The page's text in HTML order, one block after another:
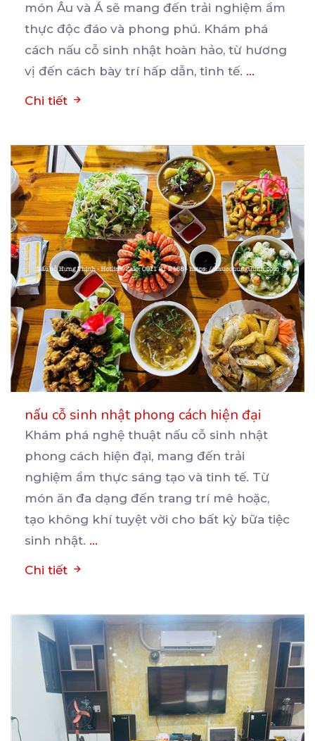
món Âu và Á sẽ mang đến trải nghiệm ẩm
thực độc đáo và phong phú. Khám phá
cách nấu cỗ sinh nhật hoàn hảo, từ hương
vị đến cách bày trí hấp dẫn, tinh tế. ...
Chi tiết
nấu cỗ sinh nhật phong cách hiện đại
Khám phá nghệ thuật nấu cỗ sinh nhật
phong cách hiện đại, mang đến trải
nghiệm ẩm thực sáng tạo và tinh tế. Từ
món ăn đa dạng đến trang trí mê hoặc,
tạo không khí tuyệt vời cho bất kỳ bữa tiệc
sinh nhật. ...
Chi tiết